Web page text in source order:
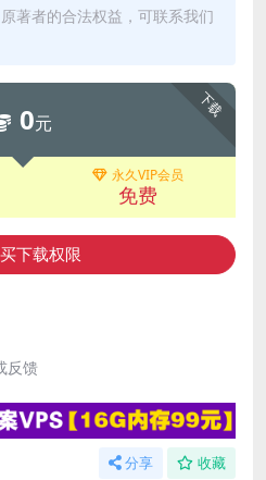
著者的合法权益，可联系我们
下载
0元
永久VIP会员
免费
下载权限
反馈
分享 收藏